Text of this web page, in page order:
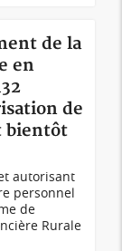
de la
en
de
bientôt
autorisant
personnel
de
Rurale